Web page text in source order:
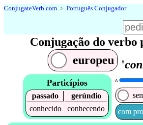
ConjugateVerb.com ﹥ Português Conjugador
Conjugação do verbo
europeu
'
Particípios
passado
gerúndio
conhecido
conhecendo
A
com